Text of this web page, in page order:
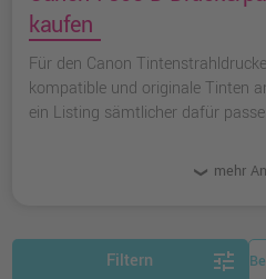
kaufen
Für den Canon
kompatible und originale Tinten
ein Listing sämtlicher dafür
mehr
Filtern tune